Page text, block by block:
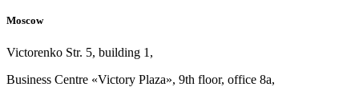
Moscow
Victorenko Str. 5, building 1,
Business Centre «Victory Plaza», 9th floor, office 8a,